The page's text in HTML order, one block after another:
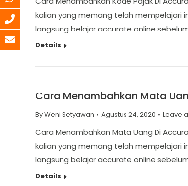
kalian yang memang telah mempelajari
langsung belajar accurate online
Details
Cara Menambahkan Mata
ByWeni Setyawan Agustus 24, 2020 Leave
Cara Menambahkan Mata Uang Di
kalian yang memang telah mempelajari
langsung belajar accurate online
Details